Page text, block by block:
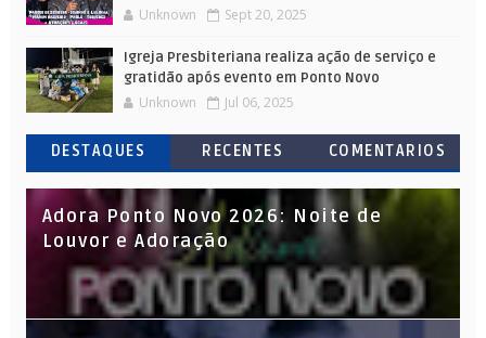
Unknown Sept 20, 2025
Igreja Presbiteriana realiza ação de serviço e
gratidão após evento em Ponto Novo
Unknown Jul 06, 2025
DESTAQUES RECENTES COMENTARIOS
Adora Ponto Novo 2026: Noite de
Louvor e Adoração